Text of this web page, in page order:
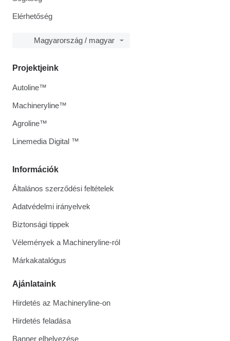
Elérhetőség
Magyarország / magyar
Információk
Általános szerződési feltételek
Adatvédelmi irányelvek
Biztonsági tippek
Vélemények a Machineryline-ról
Márkakatalógus
Ajánlataink
Hirdetés az Machineryline-on
Hirdetés feladása
Banner elhelyezése
Projektjeink
Autoline™
Machineryline™
Agroline™
Linemedia Digital ™